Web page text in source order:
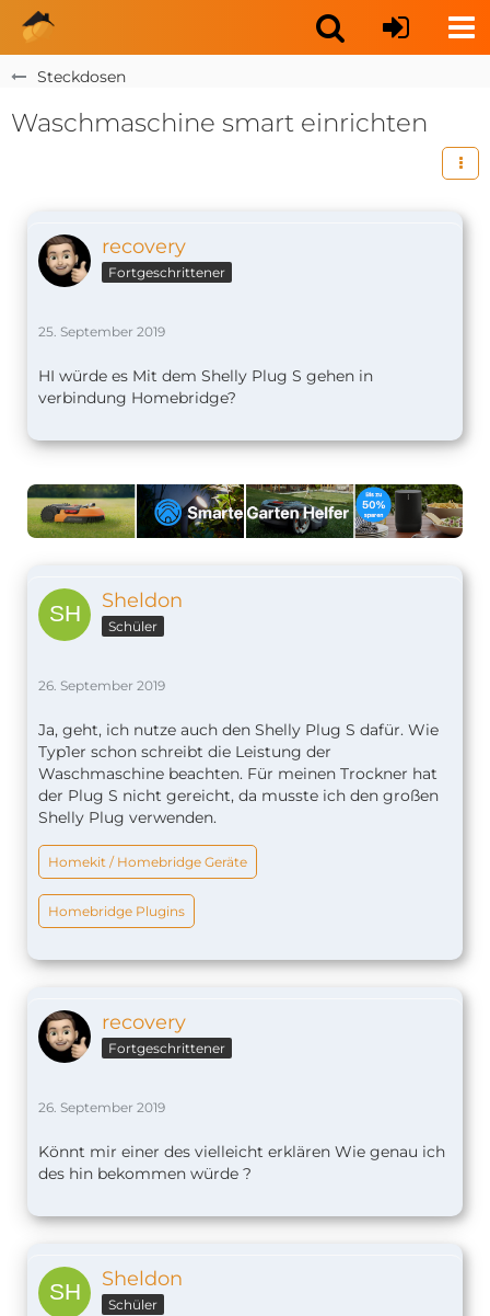
Steckdosen
Waschmaschine smart einrichten
recovery
Fortgeschrittener
25. September 2019
HI würde es Mit dem Shelly Plug S gehen in
verbindung Homebridge?
Sheldon
Schüler
26. September 2019
Ja, geht, ich nutze auch den Shelly Plug S dafür. Wie
Typ1er schon schreibt die Leistung der
Waschmaschine beachten. Für meinen Trockner hat
der Plug S nicht gereicht, da musste ich den großen
Shelly Plug verwenden.
Homekit / Homebridge Geräte
Homebridge Plugins
recovery
Fortgeschrittener
26. September 2019
Könnt mir einer des vielleicht erklären Wie genau ich
des hin bekommen würde ?
Sheldon
Schüler